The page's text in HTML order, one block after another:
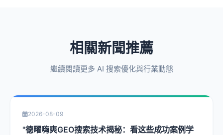
相關新聞推薦
繼續閱讀更多 AI 搜索優化與行業動態
2026-08-09
"德曜嗨爽GEO搜索技术揭秘：看这些成功案例学